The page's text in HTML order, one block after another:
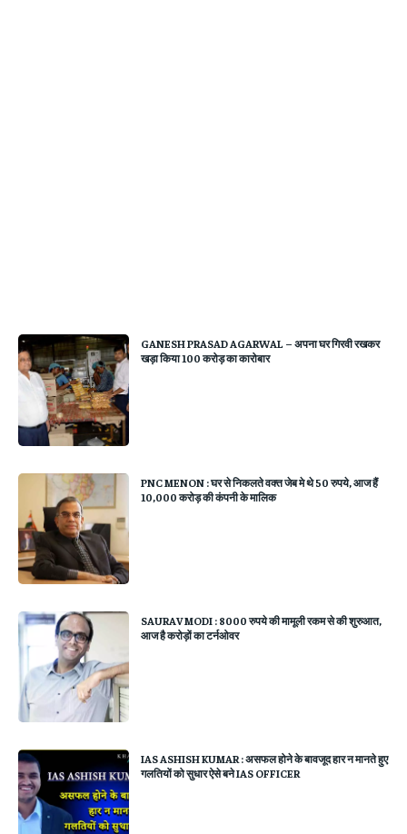
GANESH PRASAD AGARWAL – अपना घर गिरवी रखकर
खड़ा किया 100 करोड़ का कारोबार
PNC MENON : घर से निकलते वक्त जेब मे थे 50 रुपये, आज हैं
10,000 करोड़ की कंपनी के मालिक
SAURAV MODI : 8000 रुपये की मामूली रकम से की शुरुआत,
आज है करोड़ों का टर्नओवर
IAS ASHISH KUMAR : असफल होने के बावजूद हार न मानते हुए
गलतियों को सुधार ऐसे बने IAS OFFICER